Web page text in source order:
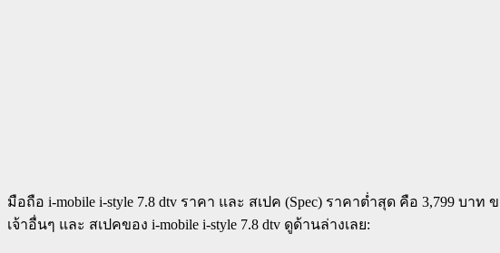
มือถือ i-mobile i-style 7.8 dtv ราคา และ สเปค (Spec) ราคาต่ำสุด คือ 3,799 บา
เจ้าอื่นๆ และ สเปคของ i-mobile i-style 7.8 dtv ดูด้านล่างเลย: